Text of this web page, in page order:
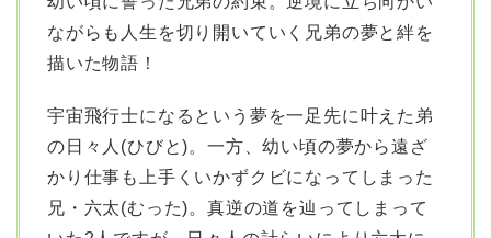
ながらも人生を切り開いていく兄弟の夢と絆を
描いた物語！
宇宙飛行士になるという夢を一足先に叶えた弟
の日々人(ひびと)。一方、幼い頃の夢から遠ざ
かり仕事も上手くいかずクビになってしまった
兄・六太(むった)。真逆の道を辿ってしまって